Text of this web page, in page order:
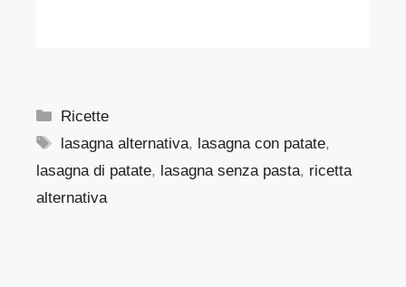
Categorie
Ricette
Tag
lasagna alternativa, lasagna con patate,
lasagna di patate, lasagna senza pasta, ricetta
alternativa